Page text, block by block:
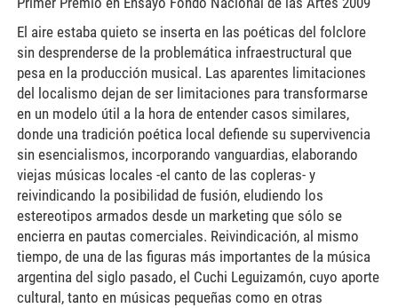
El aire estaba quieto se inserta en las poéticas del folclore
sin desprenderse de la problemática infraestructural que
pesa en la producción musical. Las aparentes limitaciones
del localismo dejan de ser limitaciones para transformarse
en un modelo útil a la hora de entender casos similares,
donde una tradición poética local defiende su supervivencia
sin esencialismos, incorporando vanguardias, elaborando
viejas músicas locales -el canto de las copleras- y
reivindicando la posibilidad de fusión, eludiendo los
estereotipos armados desde un marketing que sólo se
encierra en pautas comerciales. Reivindicación, al mismo
tiempo, de una de las figuras más importantes de la música
argentina del siglo pasado, el Cuchi Leguizamón, cuyo aporte
cultural, tanto en músicas pequeñas como en otras